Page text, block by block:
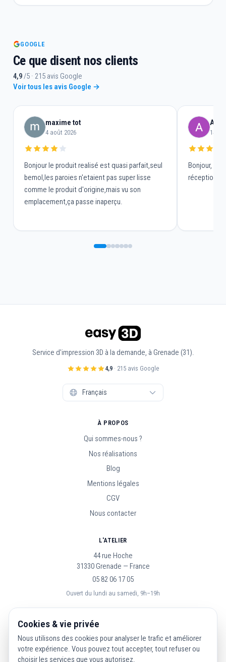
GOOGLE
Ce que disent nos clients
4,9/5 · 215 avis Google
Voir tous les avis Google →
maxime tot
4 août 2026
Bonjour le produit realisé est quasi parfait,seul
bemol,les paroies n'etaient pas super lisse
comme le produit d'origine,mais vu son
emplacement,ça passe inaperçu.
14
Bonjour,
Service d'impression 3D à la demande, à Grenade (31).
4,9· 215 avis Google
À PROPOS
Qui sommes-nous ?
Nos réalisations
Blog
Mentions légales
CGV
Nous contacter
L'ATELIER
44 rue Hoche
31330 Grenade — France
05 82 06 17 05
Ouvert du lundi au samedi, 9h–19h
SUIVEZ-NOUS
Cookies & vie privée
Nous utilisons des cookies pour analyser le trafic et améliorer
votre expérience. Vous pouvez tout accepter, tout refuser ou
choisir les services que vous autorisez.